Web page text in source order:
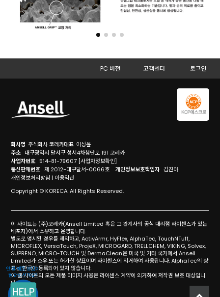
PC 버전 고객센터 로그인
회사명 주식회사 코레카대표 이상윤
주소 대구광역시 달서구 성서4차첨단로 191 코레카
사업자번호 514-81-79607 [사업자정보확인]
통신판매번호 제 2012-대구달서-0066호개인정보보호책임자 김진아
개인정보처리방침 | 이용약관
Copyright © KORECA. All Rights Reserved.
이 사이트는 (주)코레카(Ansell Limited 혹은 그 관계사의 공식 대리점 라이센스가 있는
배포자)에서 소유하고 운영합니다.
별도로 명시된 경우를 제외하고, ActivArmr, HyFlex, AlphaTec, TouchNTuff,
MICROFLEX, VersaTouch, ProjeX, MICROGARD, TRELLCHEM, VIKING, Solvex,
SUPRENO, MICRO-TOUCH 및 DermaClean은 미국 및 기타 국가에서 Ansell
Limited가 소유 또는 허가한 상표이며 라이센스에 의거하여 사용됩니다. AlphaTec의 상
표는 한국에 등록되어 있지 않습니다.
이 웹 사이트의 모든 제품 이미지 사용은 라이센스 계약에 의거하여 저작권 보호 대상입니
다.